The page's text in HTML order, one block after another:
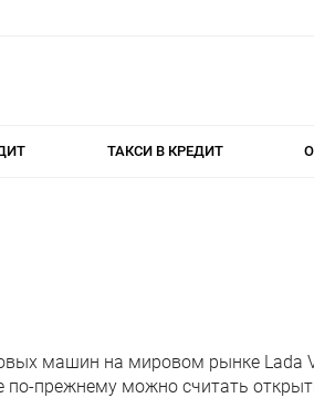
ТАКСИ В КРЕДИТ
машин на мировом рынке Lada
по-прежнему можно считать